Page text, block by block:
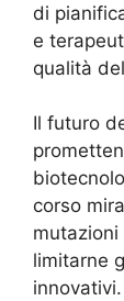
di
e
qualità
Il futuro
corso
limitarne